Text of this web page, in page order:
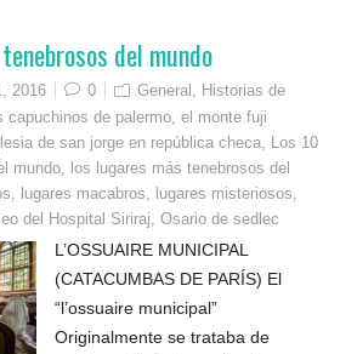
del mundo
2016 0 General
Historias de
capuchinos de palermo ,el monte fuji
de san jorge en república checa
Los 10
mundo
los lugares más tenebrosos del
lugares macabros lugares misteriosos
del Hospital Siriraj ,Osario de sedlec
L’OSSUAIRE MUNICIPAL
(CATACUMBAS DE PARÍS) El
“l’ossuaire municipal”
Originalmente se trataba de